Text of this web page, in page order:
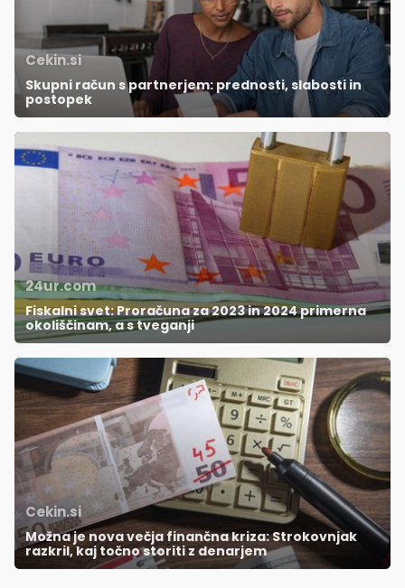
Cekin.si
Skupni račun s partnerjem: prednosti, slabosti in
postopek
24ur.com
Fiskalni svet: Proračuna za 2023 in 2024 primerna
okoliščinam, a s tveganji
Cekin.si
Možna je nova večja finančna kriza: Strokovnjak
razkril, kaj točno storiti z denarjem